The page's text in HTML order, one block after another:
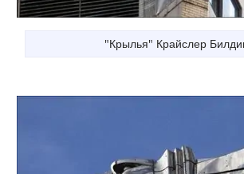
"Крылья" Крайслер